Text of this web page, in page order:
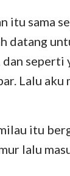
itu sama
datang
dan seperti
Lalu
itu
lalu